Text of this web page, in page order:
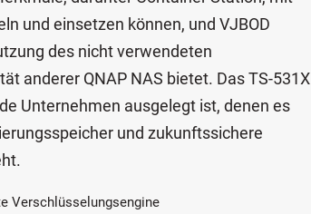
und einsetzen können, und VJBOD
des nicht verwendeten
anderer QNAP NAS bietet. Das TS-531X
Unternehmen ausgelegt ist, denen es
und zukunftssichere
Verschlüsselungsengine